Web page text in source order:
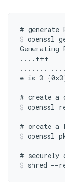
openssl
Generating
....+++
e is 3
openssl
openssl
shred --